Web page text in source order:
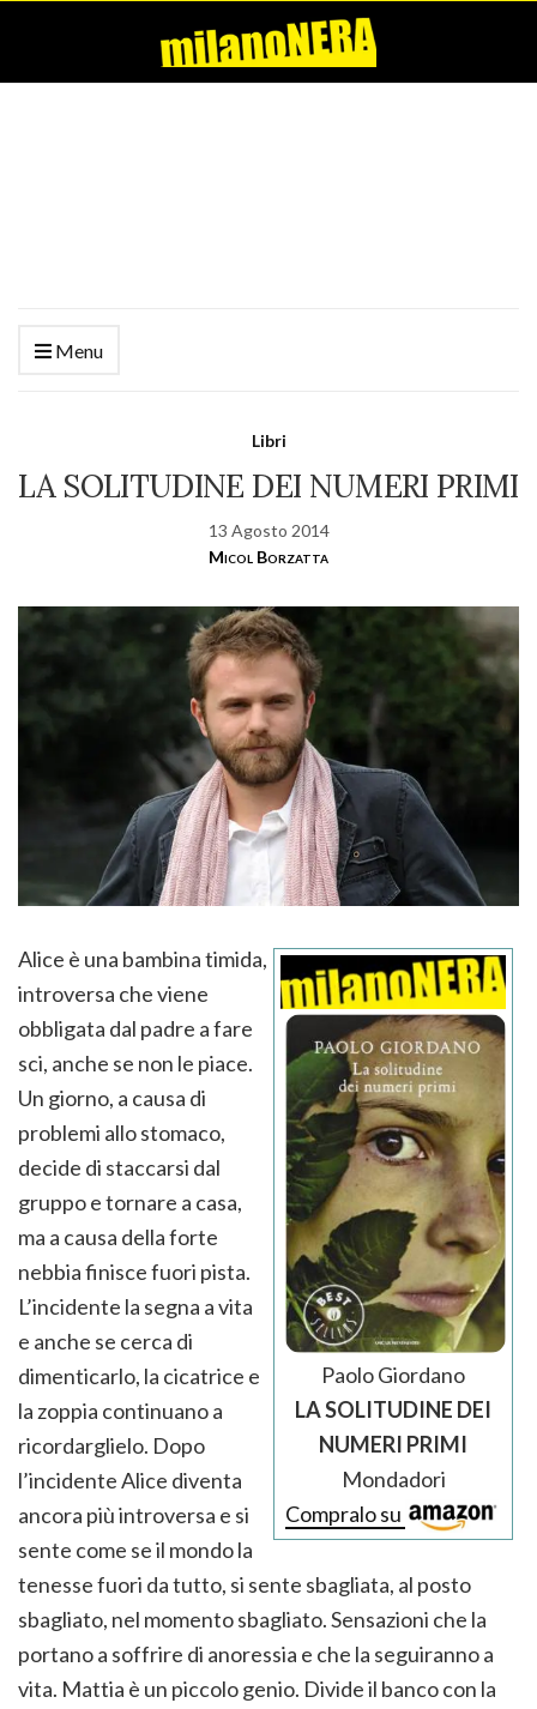
Menu
Libri
LA SOLITUDINE DEI NUMERI PRIMI
13 Agosto 2014
Micol Borzatta
Paolo Giordano
LA SOLITUDINE DEI
NUMERI PRIMI
Mondadori
Compralo su
Alice è una bambina timida,
introversa che viene
obbligata dal padre a fare
sci, anche se non le piace.
Un giorno, a causa di
problemi allo stomaco,
decide di staccarsi dal
gruppo e tornare a casa,
ma a causa della forte
nebbia finisce fuori pista.
L’incidente la segna a vita
e anche se cerca di
dimenticarlo, la cicatrice e
la zoppia continuano a
ricordarglielo. Dopo
l’incidente Alice diventa
ancora più introversa e si
sente come se il mondo la
tenesse fuori da tutto, si sente sbagliata, al posto
sbagliato, nel momento sbagliato. Sensazioni che la
portano a soffrire di anoressia e che la seguiranno a
vita. Mattia è un piccolo genio. Divide il banco con la